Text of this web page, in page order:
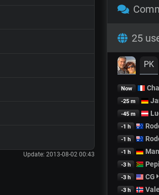
Update: 2013-08-02 00:43
25
PK
Now
-25 m
-45 m
-1 h
-1 h
-1 h
-3 h
-3 h CG
-3 h